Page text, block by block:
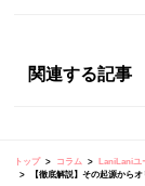
関連する記事
トップ コラム
LaniLani
【徹底解説】その起源から